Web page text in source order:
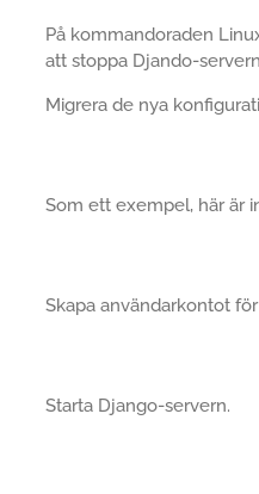
På kommandoraden
att stoppa Djando-
Migrera de nya
Som ett exempel, här är
Skapa användarkontot
Starta Django-servern.